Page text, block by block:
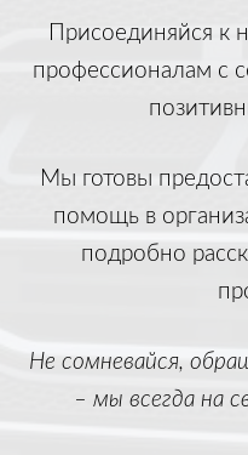
Присоединяйся к
профессионалам с
Мы готовы
помощь в
подробно
Не сомневайся,
– мы всегда на